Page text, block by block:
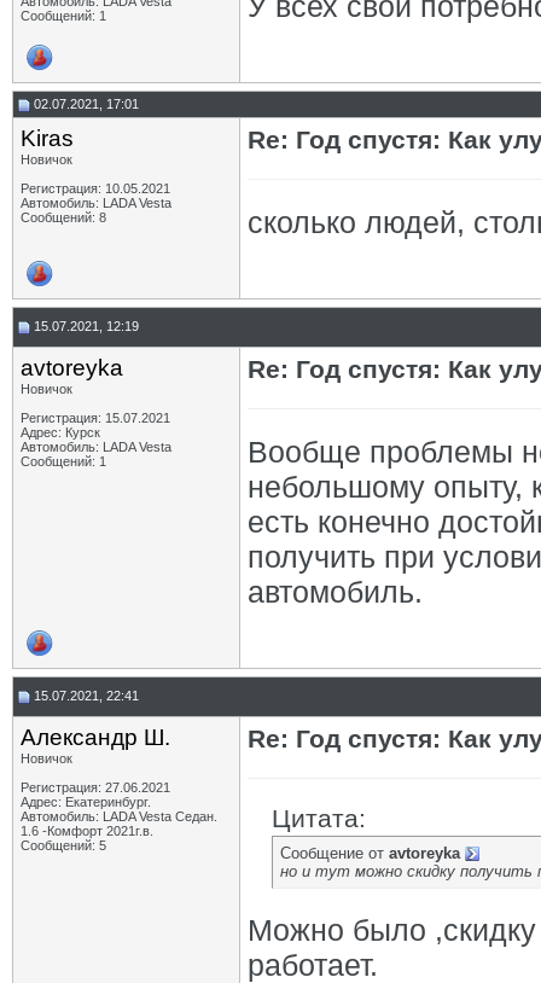
Сообщений: 1
02.07.2021, 17:01
Kiras
Новичок
Регистрация: 10.05.2021
Автомобиль: LADA Vesta
Сообщений: 8
Re: Год спустя: Как
сколько людей,
15.07.2021, 12:19
avtoreyka
Новичок
Регистрация: 15.07.2021
Адрес: Курск
Автомобиль: LADA Vesta
Сообщений: 1
Re: Год спустя: Как
Вообще проблемы
небольшому опыту,
есть конечно
получить при
автомобиль.
15.07.2021, 22:41
Александр Ш.
Новичок
Регистрация: 27.06.2021
Адрес: Екатеринбург.
Автомобиль: LADA Vesta Седан.
1.6 -Комфорт 2021г.в.
Сообщений: 5
Re: Год спустя: Как
Цитата:
Сообщение от avtoreyka
но и тут можно скидку получить
Можно было ,скидку
работает.